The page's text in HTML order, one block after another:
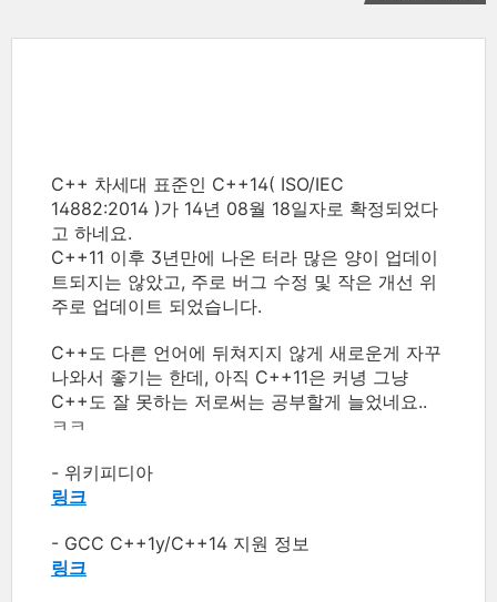
C++ 차세대 표준인 C++14( ISO/IEC
14882:2014 )가 14년 08월 18일자로 확정되었다
고 하네요.
C++11 이후 3년만에 나온 터라 많은 양이 업데이
트되지는 않았고, 주로 버그 수정 및 작은 개선 위
주로 업데이트 되었습니다.
C++도 다른 언어에 뒤쳐지지 않게 새로운게 자꾸
나와서 좋기는 한데, 아직 C++11은 커녕 그냥
C++도 잘 못하는 저로써는 공부할게 늘었네요..
ㅋㅋ
- 위키피디아
링크
- GCC C++1y/C++14 지원 정보
링크